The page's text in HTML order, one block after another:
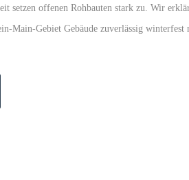
setzen offenen Rohbauten stark zu. Wir
Main-Gebiet Gebäude zuverlässig